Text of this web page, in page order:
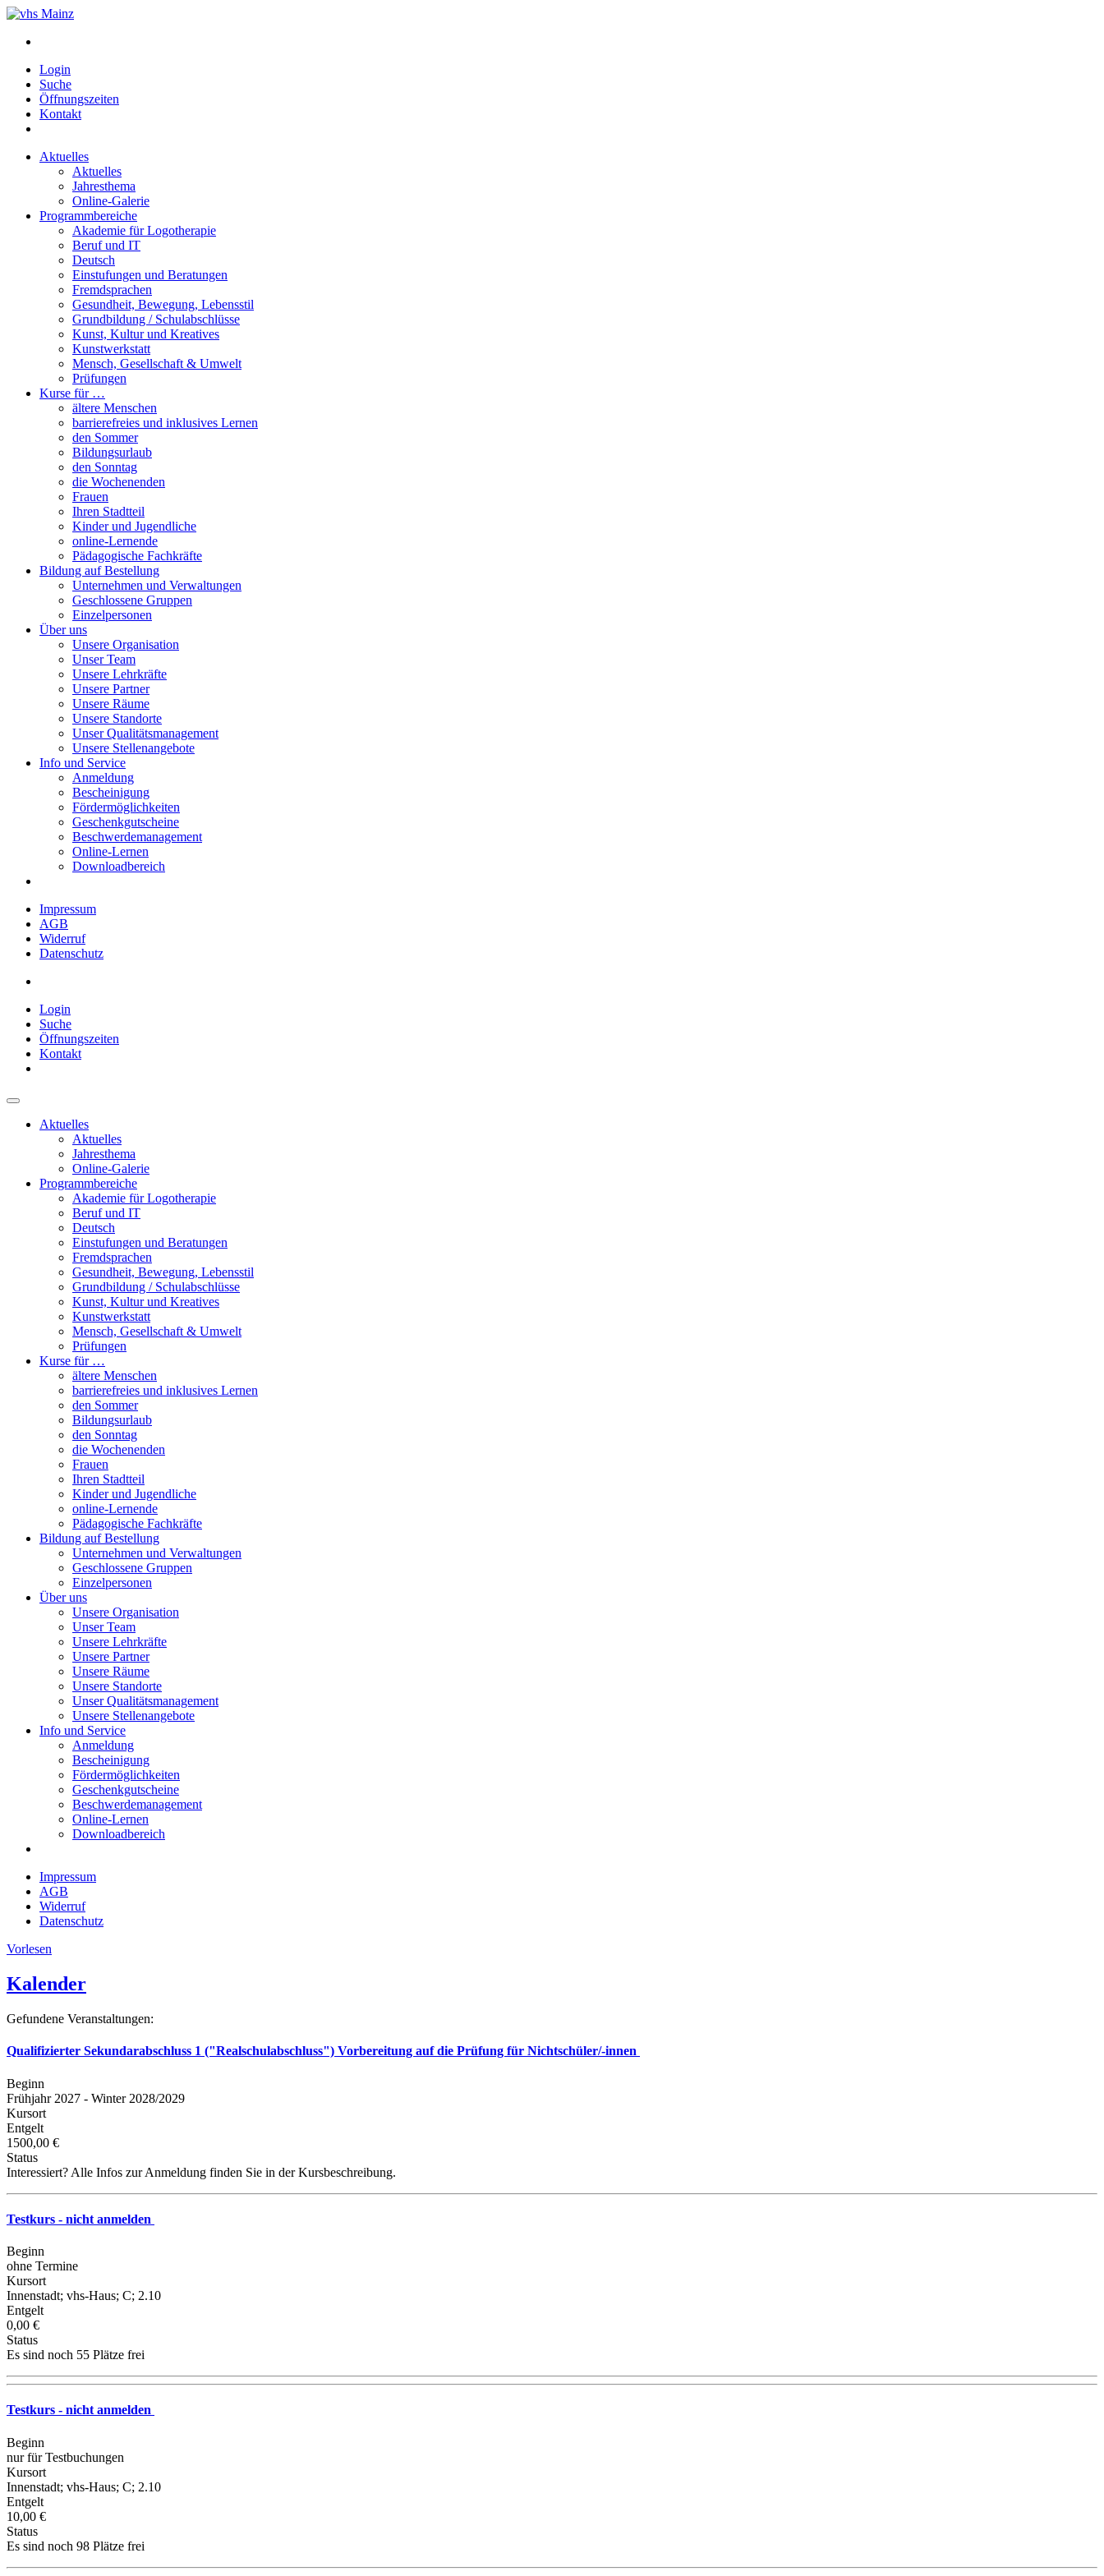
Login
Suche
Öffnungszeiten
Kontakt
Aktuelles
Aktuelles
Jahresthema
Online-Galerie
Programmbereiche
Akademie für Logotherapie
Beruf und IT
Deutsch
Einstufungen und Beratungen
Fremdsprachen
Gesundheit, Bewegung, Lebensstil
Grundbildung / Schulabschlüsse
Kunst, Kultur und Kreatives
Kunstwerkstatt
Mensch, Gesellschaft & Umwelt
Prüfungen
Kurse für …
ältere Menschen
barrierefreies und inklusives Lernen
den Sommer
Bildungsurlaub
den Sonntag
die Wochenenden
Frauen
Ihren Stadtteil
Kinder und Jugendliche
online-Lernende
Pädagogische Fachkräfte
Bildung auf Bestellung
Unternehmen und Verwaltungen
Geschlossene Gruppen
Einzelpersonen
Über uns
Unsere Organisation
Unser Team
Unsere Lehrkräfte
Unsere Partner
Unsere Räume
Unsere Standorte
Unser Qualitätsmanagement
Unsere Stellenangebote
Info und Service
Anmeldung
Bescheinigung
Fördermöglichkeiten
Geschenkgutscheine
Beschwerdemanagement
Online-Lernen
Downloadbereich
Impressum
AGB
Widerruf
Datenschutz
Login
Suche
Öffnungszeiten
Kontakt
Aktuelles
Aktuelles
Jahresthema
Online-Galerie
Programmbereiche
Akademie für Logotherapie
Beruf und IT
Deutsch
Einstufungen und Beratungen
Fremdsprachen
Gesundheit, Bewegung, Lebensstil
Grundbildung / Schulabschlüsse
Kunst, Kultur und Kreatives
Kunstwerkstatt
Mensch, Gesellschaft & Umwelt
Prüfungen
Kurse für …
ältere Menschen
barrierefreies und inklusives Lernen
den Sommer
Bildungsurlaub
den Sonntag
die Wochenenden
Frauen
Ihren Stadtteil
Kinder und Jugendliche
online-Lernende
Pädagogische Fachkräfte
Bildung auf Bestellung
Unternehmen und Verwaltungen
Geschlossene Gruppen
Einzelpersonen
Über uns
Unsere Organisation
Unser Team
Unsere Lehrkräfte
Unsere Partner
Unsere Räume
Unsere Standorte
Unser Qualitätsmanagement
Unsere Stellenangebote
Info und Service
Anmeldung
Bescheinigung
Fördermöglichkeiten
Geschenkgutscheine
Beschwerdemanagement
Online-Lernen
Downloadbereich
Impressum
AGB
Widerruf
Datenschutz
Vorlesen
Kalender
Gefundene Veranstaltungen:
Qualifizierter Sekundarabschluss 1 ("Realschulabschluss") Vorbereitung auf die Prüfung für Nichtschüler/-innen
Beginn
Frühjahr 2027 - Winter 2028/2029
Kursort
Entgelt
1500,00 €
Status
Interessiert? Alle Infos zur Anmeldung finden Sie in der Kursbeschreibung.
Testkurs - nicht anmelden
Beginn
ohne Termine
Kursort
Innenstadt; vhs-Haus; C; 2.10
Entgelt
0,00 €
Status
Es sind noch 55 Plätze frei
Testkurs - nicht anmelden
Beginn
nur für Testbuchungen
Kursort
Innenstadt; vhs-Haus; C; 2.10
Entgelt
10,00 €
Status
Es sind noch 98 Plätze frei